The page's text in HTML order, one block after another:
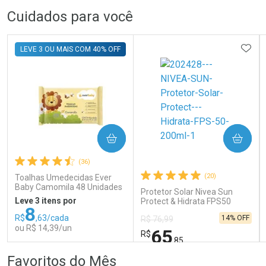
FECHAR
Comprar sem Desconto
Por R$ 389,99/cada
FECHAR
Por Menos
Comprar sem Desconto
Por R$ 389,99/cada
Ativar Desconto
Comprar sem Desconto
Por R$ 137,99/cada
Por Menos
Comprar sem Desconto
Cuidados para você
(36)
Toalhas Umedecidas Ever
Baby Camomila 48 Unidades
LEVE 3 OU MAIS COM 40% OFF
Leve 3 itens por
R$8,63/cada
ou R$ 14,39/un
COMPRAR
(20)
Protetor Solar Nivea Sun
Protect & Hidrata FPS50
R$ 76,99
R$65,85
14% OFF
COMPRAR
Favoritos do Mês